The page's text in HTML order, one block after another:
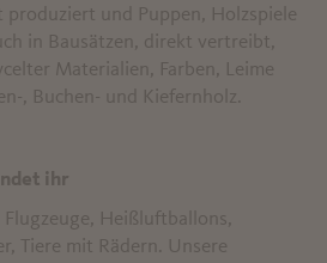
und Puppen, Holzspiele
in Bausätzen, direkt vertreibt,
Materialien, Farben, Leime
, Buchen- und Kiefernholz.
ihr
Heißluftballons,
Tiere mit Rädern. Unsere